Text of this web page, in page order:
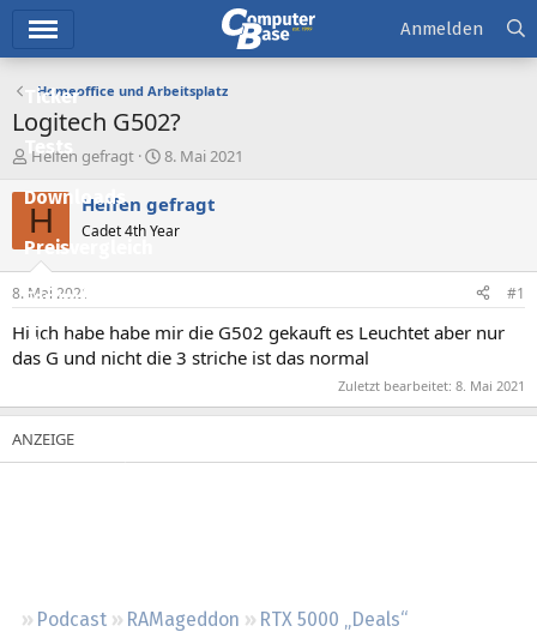
Ticker
Tests
Downloads
Preisvergleich
Forum
Aktuelles
Podcast RAMageddon
RTX 5000 „Deals“
Anmelden
Homeoffice und Arbeitsplatz
Logitech G502?
E
s
t
e
l
e
Helfen gefragt
E
s
e
t
a
8. Mai 2021
H Helfen gefragt
Cadet 4th Year
8. Mai 2021 #1
Hi ich habe habe mir die G502 gekauft es Leuchtet aber nur
das G und nicht die 3 striche ist das normal
Zuletzt bearbeitet: 8. Mai 2021